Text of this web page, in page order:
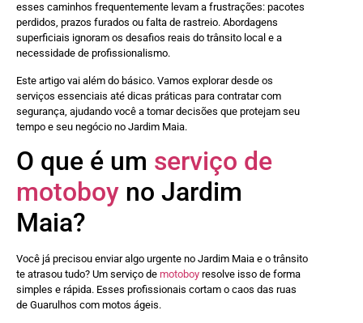
esses caminhos frequentemente levam a frustrações: pacotes
perdidos, prazos furados ou falta de rastreio. Abordagens
superficiais ignoram os desafios reais do trânsito local e a
necessidade de profissionalismo.
Este artigo vai além do básico. Vamos explorar desde os
serviços essenciais até dicas práticas para contratar com
segurança, ajudando você a tomar decisões que protejam seu
tempo e seu negócio no Jardim Maia.
O que é um serviço de
motoboy no Jardim
Maia?
Você já precisou enviar algo urgente no Jardim Maia e o trânsito
te atrasou tudo? Um serviço de motoboy resolve isso de forma
simples e rápida. Esses profissionais cortam o caos das ruas
de Guarulhos com motos ágeis.